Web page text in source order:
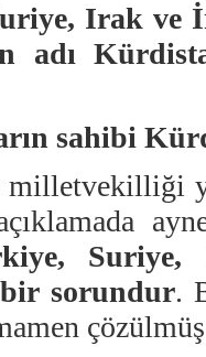
Irak ve
adı
sahibi
milletvekilliği
Suriye,
sorundur.